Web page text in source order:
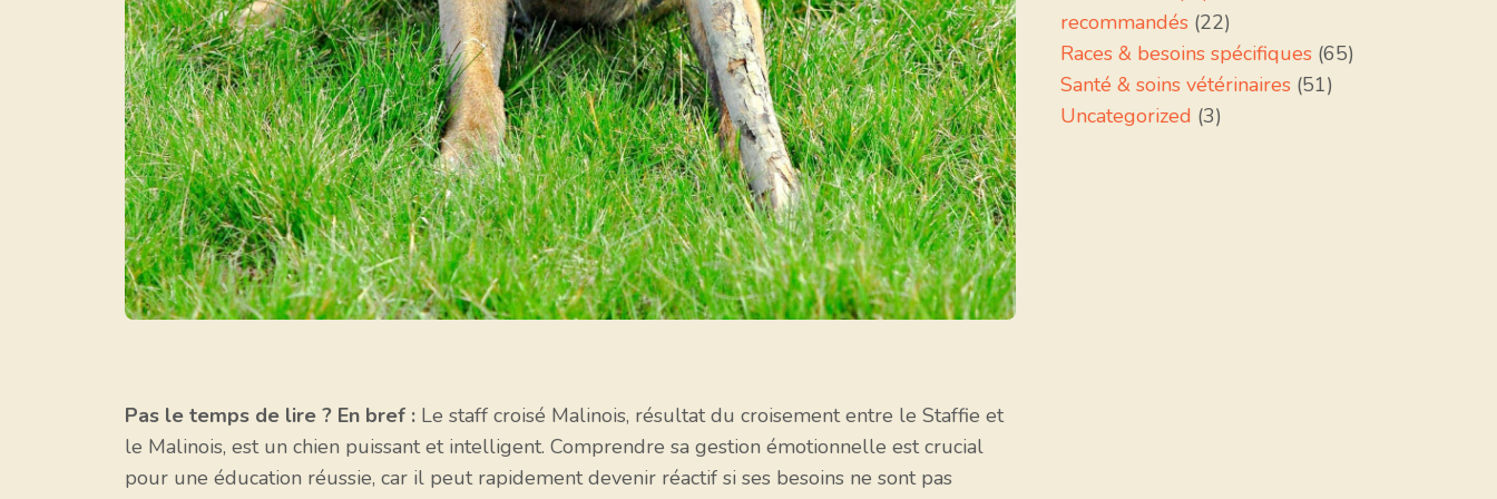
Pas le temps de lire ? En bref : Le staff croisé Malinois, résultat du croisement entre le Staffie et
le Malinois, est un chien puissant et intelligent. Comprendre sa gestion émotionnelle est crucial
pour une éducation réussie, car il peut rapidement devenir réactif si ses besoins ne sont pas
recommandés (22)
Races & besoins spécifiques (65)
Santé & soins vétérinaires (51)
Uncategorized (3)